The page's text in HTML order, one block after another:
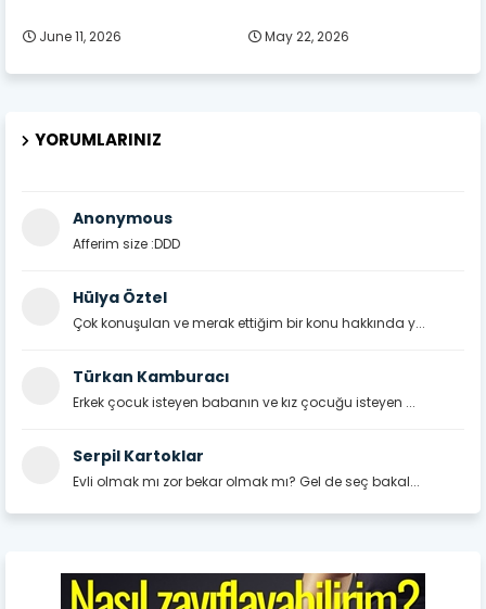
June 11, 2026 May 22, 2026
YORUMLARINIZ
Anonymous
Afferim size :DDD
Hülya Öztel
Çok konuşulan ve merak ettiğim bir konu hakkında y...
Türkan Kamburacı
Erkek çocuk isteyen babanın ve kız çocuğu isteyen ...
Serpil Kartoklar
Evli olmak mı zor bekar olmak mı? Gel de seç bakal...